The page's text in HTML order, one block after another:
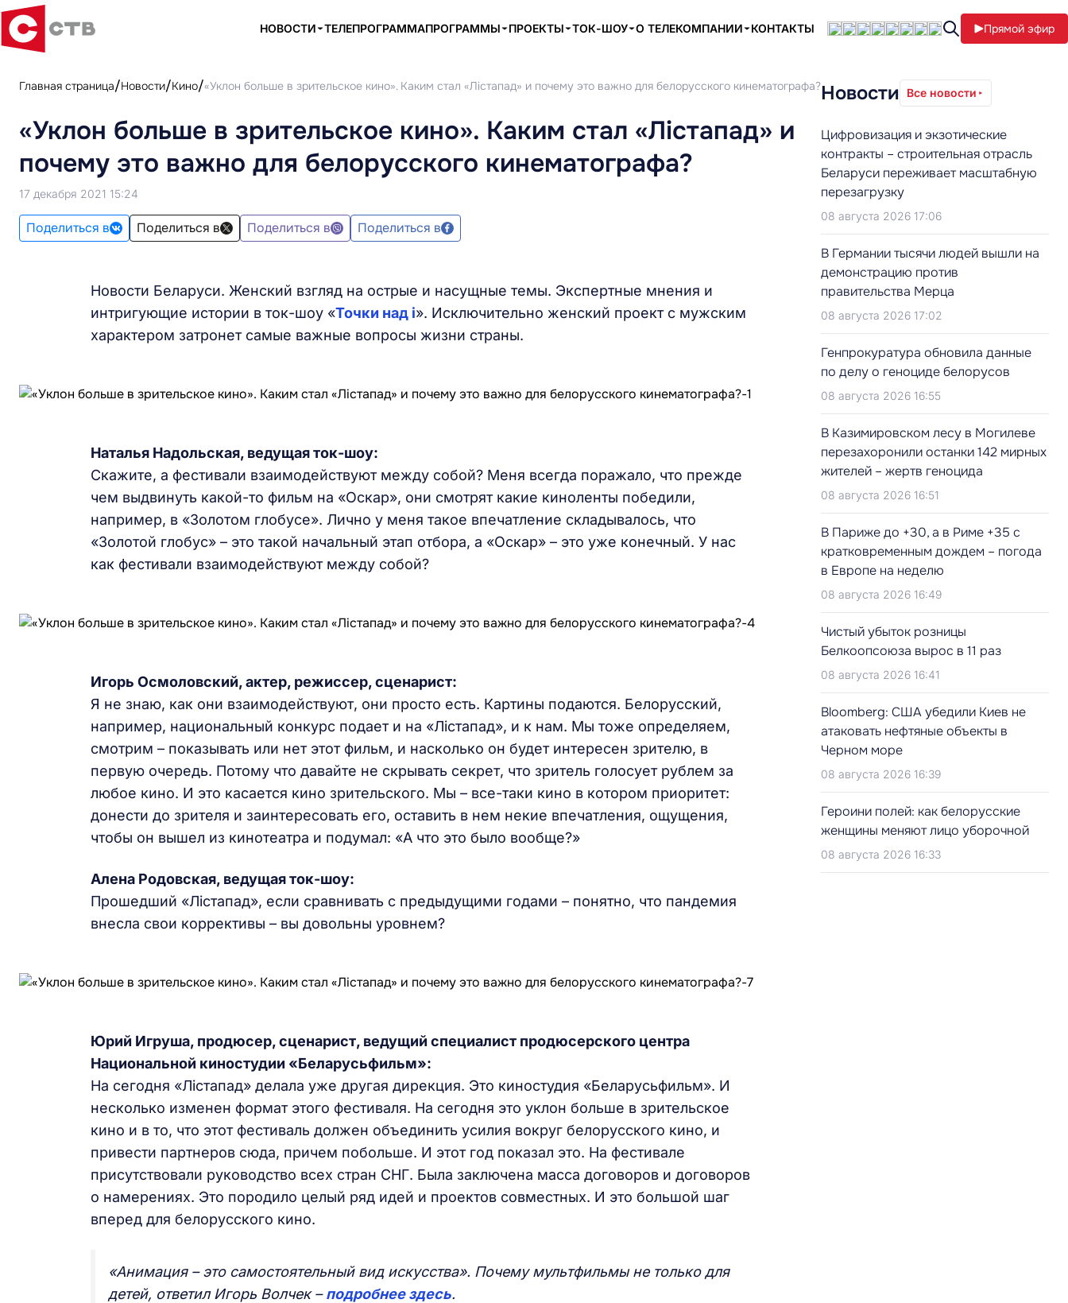
НОВОСТИ ТЕЛЕПРОГРАММАПРОГРАММЫ ПРОЕКТЫ ТОК-ШОУ О ТЕЛЕКОМПАНИИ КОНТАКТЫ Прямой эфир
Главная страница Новости Кино «Уклон больше в зрительское кино». Каким стал «Лістапад» и почему это важно для белорусского кинематографа?
«Уклон больше в зрительское кино». Каким стал «Лістапад» и
почему это важно для белорусского кинематографа?
17 декабря 2021 15:24
Поделиться в Поделиться в Поделиться в Поделиться в
Новости Беларуси. Женский взгляд на острые и насущные темы. Экспертные мнения и
интригующие истории в ток-шоу «Точки над i». Исключительно женский проект с мужским
характером затронет самые важные вопросы жизни страны.
Наталья Надольская, ведущая ток-шоу:
Скажите, а фестивали взаимодействуют между собой? Меня всегда поражало, что прежде
чем выдвинуть какой-то фильм на «Оскар», они смотрят какие киноленты победили,
например, в «Золотом глобусе». Лично у меня такое впечатление складывалось, что
«Золотой глобус» – это такой начальный этап отбора, а «Оскар» – это уже конечный. У нас
как фестивали взаимодействуют между собой?
Игорь Осмоловский, актер, режиссер, сценарист:
Я не знаю, как они взаимодействуют, они просто есть. Картины подаются. Белорусский,
например, национальный конкурс подает и на «Лістапад», и к нам. Мы тоже определяем,
смотрим – показывать или нет этот фильм, и насколько он будет интересен зрителю, в
первую очередь. Потому что давайте не скрывать секрет, что зритель голосует рублем за
любое кино. И это касается кино зрительского. Мы – все-таки кино в котором приоритет:
донести до зрителя и заинтересовать его, оставить в нем некие впечатления, ощущения,
чтобы он вышел из кинотеатра и подумал: «А что это было вообще?»
Алена Родовская, ведущая ток-шоу:
Прошедший «Лістапад», если сравнивать с предыдущими годами – понятно, что пандемия
внесла свои коррективы – вы довольны уровнем?
Юрий Игруша, продюсер, сценарист, ведущий специалист продюсерского центра
Национальной киностудии «Беларусьфильм»:
На сегодня «Лістапад» делала уже другая дирекция. Это киностудия «Беларусьфильм». И
несколько изменен формат этого фестиваля. На сегодня это уклон больше в зрительское
кино и в то, что этот фестиваль должен объединить усилия вокруг белорусского кино, и
привести партнеров сюда, причем побольше. И этот год показал это. На фестивале
присутствовали руководство всех стран СНГ. Была заключена масса договоров и договоров
о намерениях. Это породило целый ряд идей и проектов совместных. И это большой шаг
вперед для белорусского кино.
«Анимация – это самостоятельный вид искусства». Почему мультфильмы не только для
детей, ответил Игорь Волчек –подробнее здесь.
Новости Все новости
Цифровизация и экзотические
контракты – строительная отрасль
Беларуси переживает масштабную
перезагрузку
08 августа 2026 17:06
В Германии тысячи людей вышли на
демонстрацию против
правительства Мерца
08 августа 2026 17:02
Генпрокуратура обновила данные
по делу о геноциде белорусов
08 августа 2026 16:55
В Казимировском лесу в Могилеве
перезахоронили останки 142 мирных
жителей – жертв геноцида
08 августа 2026 16:51
В Париже до +30, а в Риме +35 с
кратковременным дождем – погода
в Европе на неделю
08 августа 2026 16:49
Чистый убыток розницы
Белкоопсоюза вырос в 11 раз
08 августа 2026 16:41
Bloomberg: США убедили Киев не
атаковать нефтяные объекты в
Черном море
08 августа 2026 16:39
Героини полей: как белорусские
женщины меняют лицо уборочной
08 августа 2026 16:33